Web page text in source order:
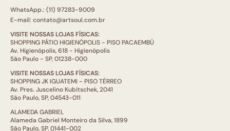
WhatsApp.: (11) 97283-9009
E-mail: contato@artsoul.com.br
VISITE NOSSAS LOJAS FÍSICAS:
SHOPPING PÁTIO HIGIENÓPOLIS - PISO PACAEMBÚ
Av. Higienópolis, 618 - Higienópolis
São Paulo - SP, 01238-000
VISITE NOSSAS LOJAS FÍSICAS:
SHOPPING JK IGUATEMI - PISO TÉRREO
Av. Pres. Juscelino Kubitschek, 2041
São Paulo, SP, 04543-011
ALAMEDA GABRIEL
Alameda Gabriel Monteiro da Silva, 1899
São Paulo, SP, 01441-002